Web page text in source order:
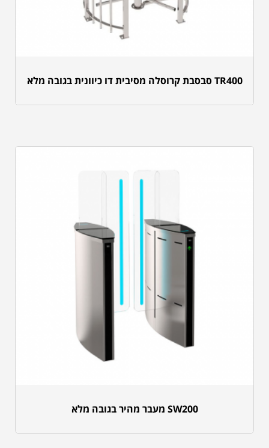
TR400 סבסבת קרוסלה מסיבית דו כיוונית בגובה מלא
SW200 מעבר מהיר בגובה מלא